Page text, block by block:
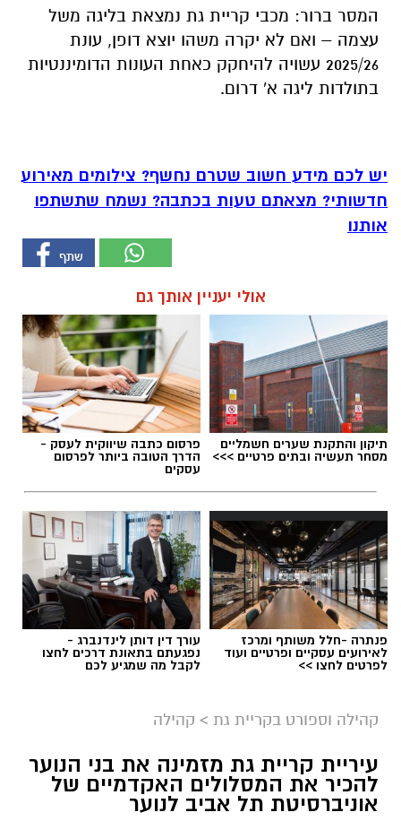
המסר ברור: מכבי קריית גת נמצאת בליגה משל
עצמה – ואם לא יקרה משהו יוצא דופן, עונת
2025/26 עשויה להיחקק כאחת העונות הדומיננטיות
בתולדות ליגה א' דרום.
יש לכם מידע חשוב שטרם נחשף? צילומים מאירוע
חדשותי? מצאתם טעות בכתבה? נשמח שתשתפו
אותנו
אולי יעניין אותך גם
תיקון והתקנת שערים חשמליים
מסחר תעשיה ובתים פרטיים >>>
פרסום כתבה שיווקית לעסק -
הדרך הטובה ביותר לפרסום
עסקים
פנתרה -חלל משותף ומרכז
לאירועים עסקיים ופרטיים ועוד
לפרטים לחצו >>
עורך דין דותן לינדנברג -
נפגעתם בתאונת דרכים לחצו
לקבל מה שמגיע לכם
קהילה וספורט בקריית גת > קהילה
עיריית קריית גת מזמינה את בני הנוער
להכיר את המסלולים האקדמיים של
אוניברסיטת תל אביב לנוער